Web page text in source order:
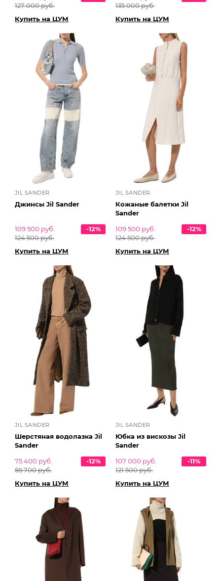
127 000 руб.
Купить на ЦУМ
135 000 руб.
Купить на ЦУМ
JIL SANDER
Джинсы Jil Sander
109 500 руб.
124 500 руб.
-12%
Купить на ЦУМ
JIL SANDER
Кожаные балетки Jil
Sander
109 500 руб.
124 500 руб.
-12%
Купить на ЦУМ
JIL SANDER
Шерстяная водолазка Jil
Sander
75 400 руб.
85 700 руб.
-12%
Купить на ЦУМ
JIL SANDER
Юбка из вискозы Jil
Sander
107 000 руб.
121 500 руб.
-11%
Купить на ЦУМ